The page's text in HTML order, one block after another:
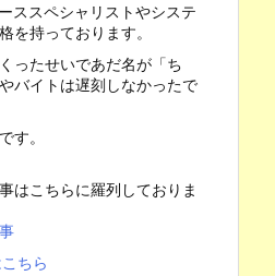
ススペシャリストやシステ
を持っております。
ったせいであだ名が「ち
バイトは遅刻しなかったで
す。
はこちらに羅列しておりま
ちら